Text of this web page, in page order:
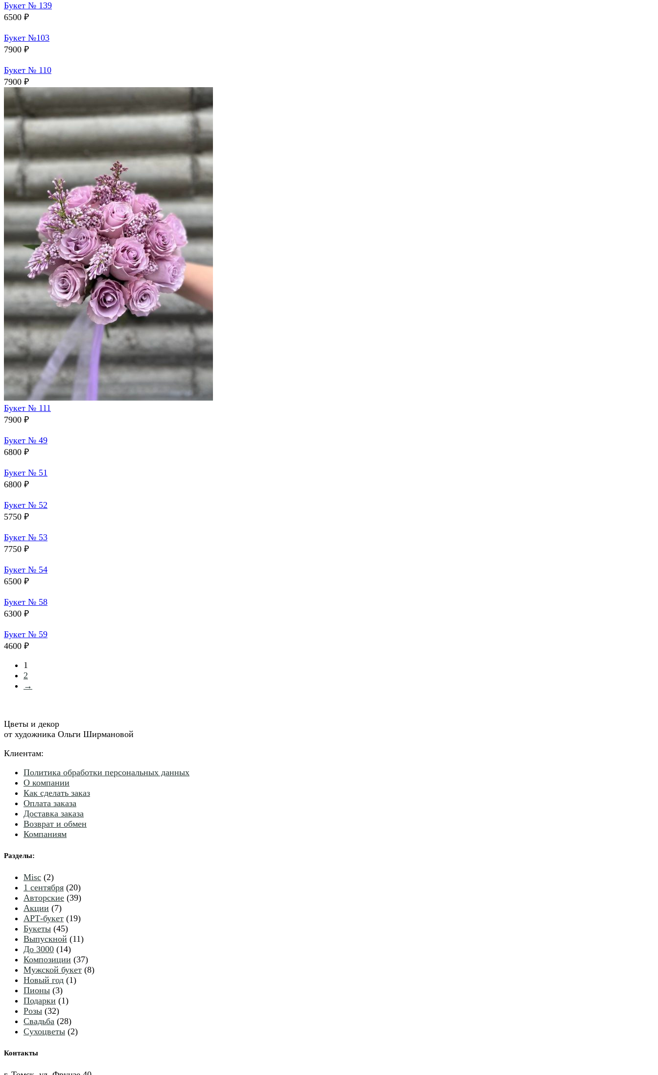
Букет № 139
6500 ₽
Букет №103
7900 ₽
Букет № 110
7900 ₽
Букет № 111
7900 ₽
Букет № 49
6800 ₽
Букет № 51
6800 ₽
Букет № 52
5750 ₽
Букет № 53
7750 ₽
Букет № 54
6500 ₽
Букет № 58
6300 ₽
Букет № 59
4600 ₽
1
2
→
Цветы и декор
от художника Ольги Ширмановой
Клиентам:
Политика обработки персональных данных
О компании
Как сделать заказ
Оплата заказа
Доставка заказа
Возврат и обмен
Компаниям
Разделы:
Misc 22
товара
1 сентября 2020
товаров
Авторские 3939
Акции 77
товаров
АРТ-букет 1919
Букеты 4545
товаров
Выпускной 1111
До 3000 1414
товаров
Композиции 3737
товаров
Мужской букет 88
Новый год 11
Пионы 33
товара
Подарки 11
Розы 3232
товара
Свадьба 2828
товаров
Сухоцветы 22
Контакты